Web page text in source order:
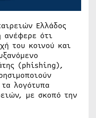
Ελλάδος
ανέφερε ότι
του κοινού και
(phishing),
λογότυπα
με σκοπό την